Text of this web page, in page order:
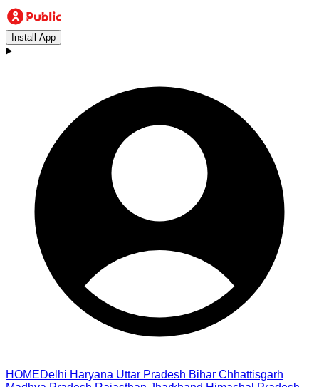
Install App
HOMEDelhi Haryana Uttar Pradesh Bihar Chhattisgarh